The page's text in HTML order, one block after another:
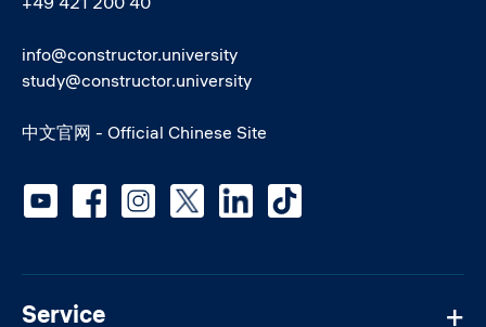
info@constructor.university
study@constructor.university
中文官网 - Official Chinese Site
Service
Social media